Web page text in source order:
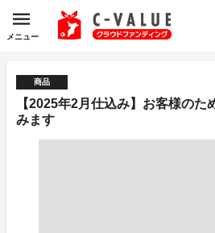
メニュー
商品
【2025年2月仕込み】お客様のた
みます